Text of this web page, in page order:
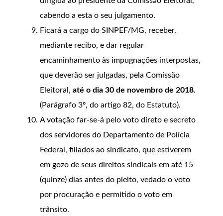
cabendo a esta o seu julgamento.
Ficará a cargo do SINPEF/MG, receber,
mediante recibo, e dar regular
encaminhamento às impugnações interpostas,
que deverão ser julgadas, pela Comissão
Eleitoral, até o dia 30 de novembro de 2018.
(Parágrafo 3º, do artigo 82, do Estatuto).
A votação far-se-á pelo voto direto e secreto
dos servidores do Departamento de Polícia
Federal, filiados ao sindicato, que estiverem
em gozo de seus direitos sindicais em até 15
(quinze) dias antes do pleito, vedado o voto
por procuração e permitido o voto em
trânsito.